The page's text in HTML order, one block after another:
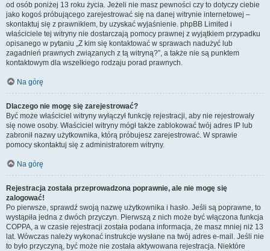
od osób poniżej 13 roku życia. Jeżeli nie masz pewności czy to dotyczy ciebie
jako kogoś próbującego zarejestrować się na danej witrynie internetowej –
skontaktuj się z prawnikiem, by uzyskać wyjaśnienie. phpBB Limited i
właściciele tej witryny nie dostarczają pomocy prawnej z wyjątkiem przypadku
opisanego w pytaniu „Z kim się kontaktować w sprawach nadużyć lub
zagadnień prawnych związanych z tą witryną?”, a także nie są punktem
kontaktowym dla wszelkiego rodzaju porad prawnych.
Na górę
Dlaczego nie mogę się zarejestrować?
Być może właściciel witryny wyłączył funkcję rejestracji, aby nie rejestrowały
się nowe osoby. Właściciel witryny mógł także zablokować twój adres IP lub
zabronił nazwy użytkownika, którą próbujesz zarejestrować. W sprawie
pomocy skontaktuj się z administratorem witryny.
Na górę
Rejestracja została przeprowadzona poprawnie, ale nie mogę się
zalogować!
Po pierwsze, sprawdź swoją nazwę użytkownika i hasło. Jeśli są poprawne, to
wystąpiła jedna z dwóch przyczyn. Pierwszą z nich może być włączona funkcja
COPPA, a w czasie rejestracji została podana informacja, że masz mniej niż 13
lat. Wówczas należy wykonać instrukcje wysłane na twój adres e-mail. Jeśli nie
to było przyczyną, być może nie została aktywowana rejestracja. Niektóre